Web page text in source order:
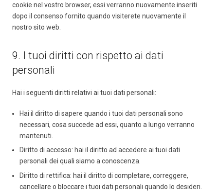
cookie nel vostro browser, essi verranno nuovamente inseriti
dopo il consenso fornito quando visiterete nuovamente il
nostro sito web.
9. I tuoi diritti con rispetto ai dati
personali
Hai i seguenti diritti relativi ai tuoi dati personali:
Hai il diritto di sapere quando i tuoi dati personali sono
necessari, cosa succede ad essi, quanto a lungo verranno
mantenuti.
Diritto di accesso: hai il diritto ad accedere ai tuoi dati
personali dei quali siamo a conoscenza.
Diritto di rettifica: hai il diritto di completare, correggere,
cancellare o bloccare i tuoi dati personali quando lo desideri.